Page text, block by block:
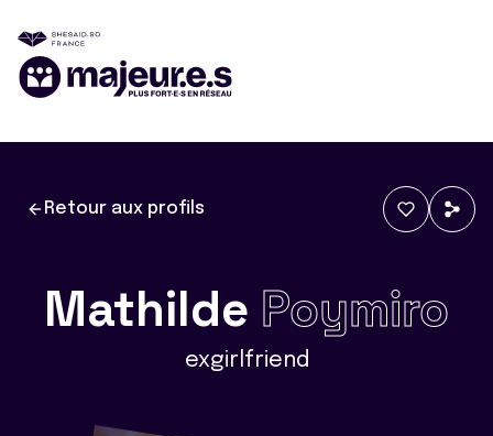
Retour aux profils
Mathilde Poymiro
exgirlfriend